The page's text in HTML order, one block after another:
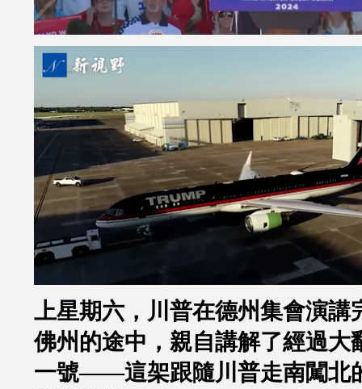
上星期六，川普在德州集會演講
佛州的途中，親自講解了經過大
一號——這架跟隨川普走南闖北